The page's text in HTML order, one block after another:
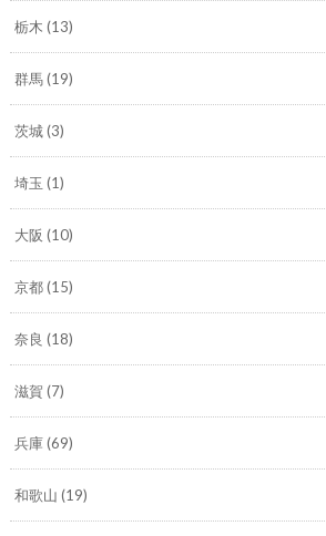
栃木 (13)
群馬(19)
茨城(3)
埼玉 (1)
大阪 (10)
京都(15)
奈良 (18)
滋賀 (7)
兵庫(69)
和歌山 (19)